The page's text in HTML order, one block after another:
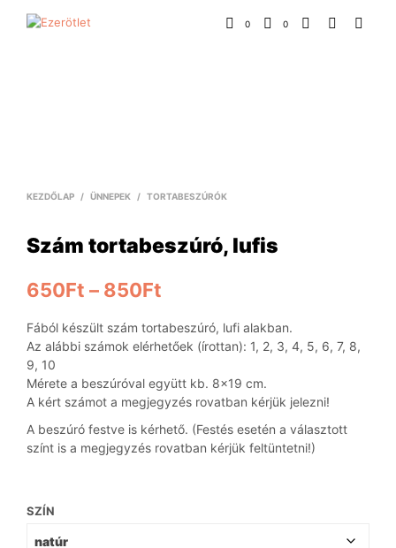
0 0
KEZDŐLAP / ÜNNEPEK / TORTABESZÚRÓK
Szám tortabeszúró, lufis
650Ft – 850Ft
Fából készült szám tortabeszúró, lufi alakban.
Az alábbi számok elérhetőek (írottan): 1, 2, 3, 4, 5, 6, 7, 8,
9, 10
Mérete a beszúróval együtt kb. 8×19 cm.
A kért számot a megjegyzés rovatban kérjük jelezni!
A beszúró festve is kérhető. (Festés esetén a választott
színt is a megjegyzés rovatban kérjük feltüntetni!)
SZÍN